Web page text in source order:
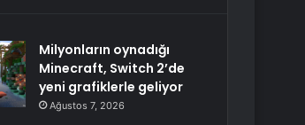
Milyonların oynadığı
Minecraft, Switch 2’de
yeni grafiklerle geliyor
Ağustos 7, 2026